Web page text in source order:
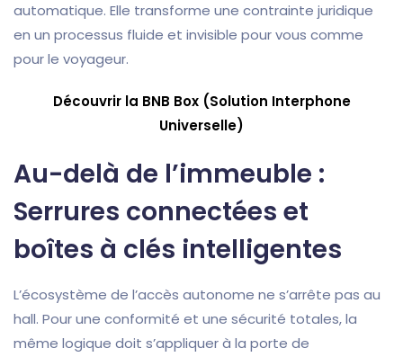
automatique. Elle transforme une contrainte juridique
en un processus fluide et invisible pour vous comme
pour le voyageur.
Découvrir la BNB Box (Solution Interphone
Universelle)
Au-delà de l’immeuble :
Serrures connectées et
boîtes à clés intelligentes
L’écosystème de l’accès autonome ne s’arrête pas au
hall. Pour une conformité et une sécurité totales, la
même logique doit s’appliquer à la porte de